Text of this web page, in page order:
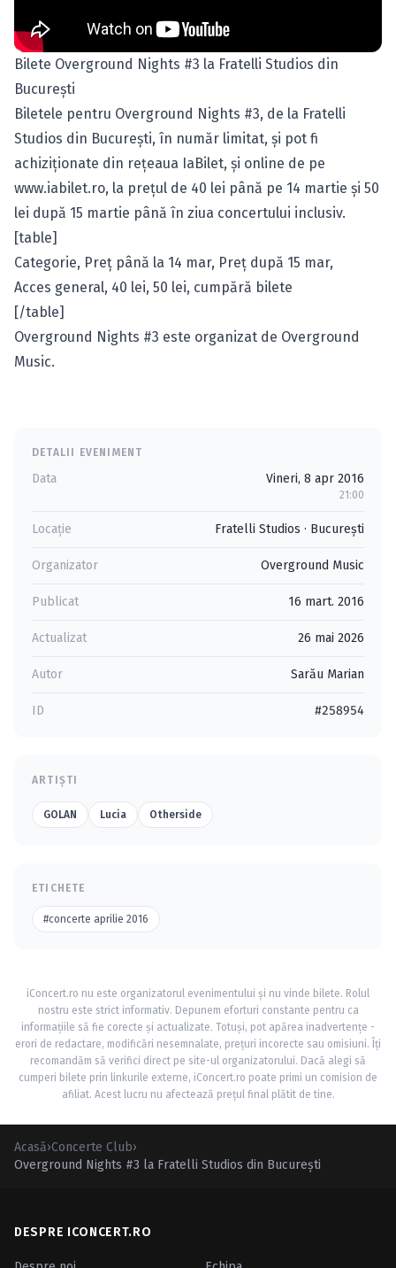
Bilete Overground Nights #3 la Fratelli Studios din
Bucureşti
Biletele pentru Overground Nights #3, de la Fratelli
Studios din Bucureşti, în număr limitat, şi pot fi
achiziţionate din reţeaua IaBilet, şi online de pe
www.iabilet.ro, la preţul de 40 lei până pe 14 martie şi 50
lei după 15 martie până în ziua concertului inclusiv.
[table]
Categorie, Preţ până la 14 mar, Preţ după 15 mar,
Acces general, 40 lei, 50 lei, cumpără bilete
[/table]
Overground Nights #3 este organizat de Overground
Music.
DETALII EVENIMENT
Data Vineri, 8 apr 2016
21:00
Locație Fratelli Studios · Bucureşti
Organizator Overground Music
Publicat 16 mart. 2016
Actualizat 26 mai 2026
Autor Sarău Marian
ID #258954
ARTIȘTI
GOLAN Lucia Otherside
ETICHETE
#concerte aprilie 2016
iConcert.ro nu este organizatorul evenimentului și nu vinde bilete. Rolul
nostru este strict informativ. Depunem eforturi constante pentru ca
informațiile să fie corecte și actualizate. Totuși, pot apărea inadvertențe -
erori de redactare, modificări nesemnalate, prețuri incorecte sau omisiuni. Îți
recomandăm să verifici direct pe site-ul organizatorului. Dacă alegi să
cumperi bilete prin linkurile externe, iConcert.ro poate primi un comision de
afiliat. Acest lucru nu afectează prețul final plătit de tine.
Acasă›Concerte Club›
Overground Nights #3 la Fratelli Studios din Bucureşti
DESPRE ICONCERT.RO